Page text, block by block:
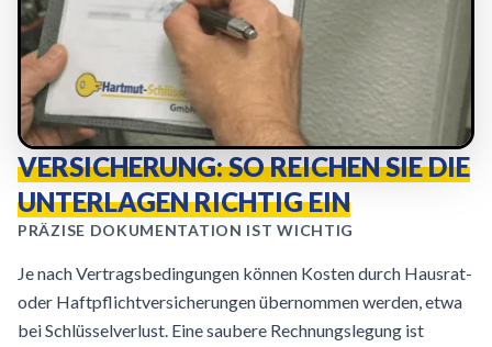
VERSICHERUNG: SO REICHEN SIE DIE
UNTERLAGEN RICHTIG EIN
PRÄZISE DOKUMENTATION IST WICHTIG
Je nach Vertragsbedingungen können Kosten durch Hausrat-
oder Haftpflichtversicherungen übernommen werden, etwa
bei Schlüsselverlust. Eine saubere Rechnungslegung ist